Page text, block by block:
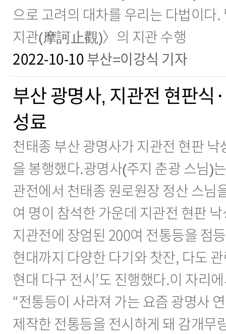
으로 고려의 대차를 우리는 다법이다
지관(摩訶止觀)〉의 지관 수행
2022-10-10 부산=이강식 기자
부산 광명사, 지관전 현판식
성료
천태종 부산 광명사가 지관전 현판 낙
을 봉행했다.광명사(주지 춘광 스님)
관전에서 천태종 원로원장 정산 스님
여 명이 참석한 가운데 지관전 현판
지관전에 장엄된 200여 전통등을 점
현대까지 다양한 다기와 찻잔, 다도
현대 다구 전시’도 진행했다.이 자리
“전통등이 사라져 가는 요즘 광명사
제작한 전통등을 전시하게 돼 감개무